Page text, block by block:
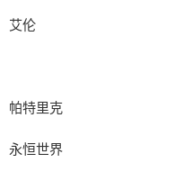
艾伦
帕特里克
永恒世界